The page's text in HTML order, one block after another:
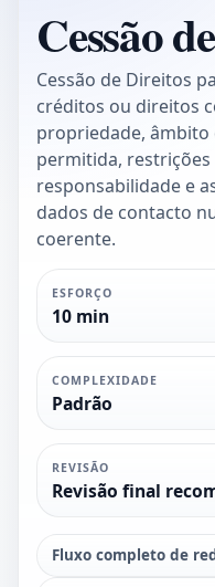
Cessão
Cessão de Direitos
créditos ou direitos
propriedade, âmbito
permitida,
responsabilidade e
dados de contacto
coerente.
ESFORÇO
10 min
COMPLEXIDADE
Padrão
REVISÃO
Revisão final
Fluxo completo de